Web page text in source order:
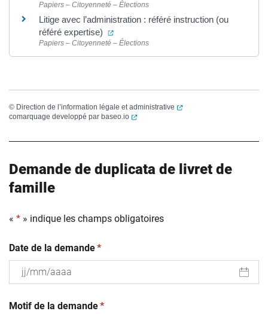
Papiers – Citoyenneté – Élections
Litige avec l’administration : référé instruction (ou
référé expertise)
(ouverture dans un nouvel onglet)
Papiers – Citoyenneté – Élections
© Direction de l’information légale et administrative
(ouverture dans un
comarquage developpé par baseo.io (ouverture dans un nouvel onglet)
Demande de duplicata de livret de
famille
« * » indique les champs obligatoires
Date de la demande(obligatoire)
*
slash
Motif de la demande(obligatoire)
*